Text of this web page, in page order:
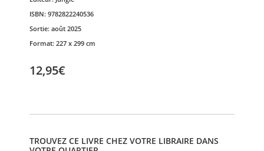
ISBN: 9782822240536
Sortie: août 2025
Format: 227 x 299 cm
12,95€
TROUVEZ CE LIVRE CHEZ VOTRE LIBRAIRE DANS